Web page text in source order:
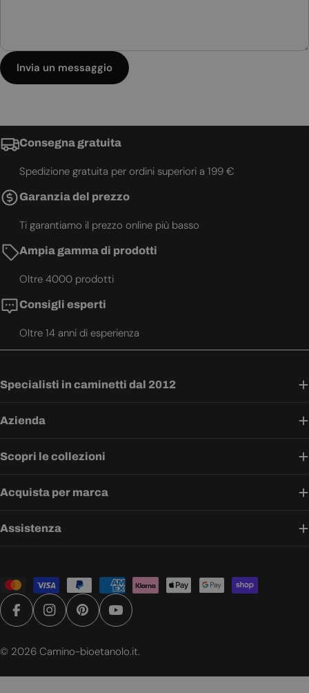
Invia un messaggio
Consegna gratuita
Spedizione gratuita per ordini superiori a 199 €
Garanzia del prezzo
Ti garantiamo il prezzo online più basso
Ampia gamma di prodotti
Oltre 4000 prodotti
Consigli esperti
Oltre 14 anni di esperienza
Specialisti in caminetti dal 2012
Azienda
Scopri le collezioni
Acquista per marca
Assistenza
Metodi
di
pagamento
FacebookInstagramPinterestYouTube
© 2026 Camino-bioetanolo.it.